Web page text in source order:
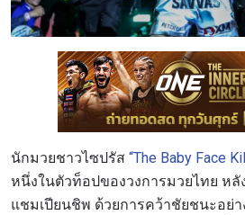
นักมวยชาวไซปรัส “The Baby Face
หนึ่งในตัวท็อปของวงการมวยไทย หลั
แชมเปียนชิพ ด้วยการคว้าชัยชนะอย่า